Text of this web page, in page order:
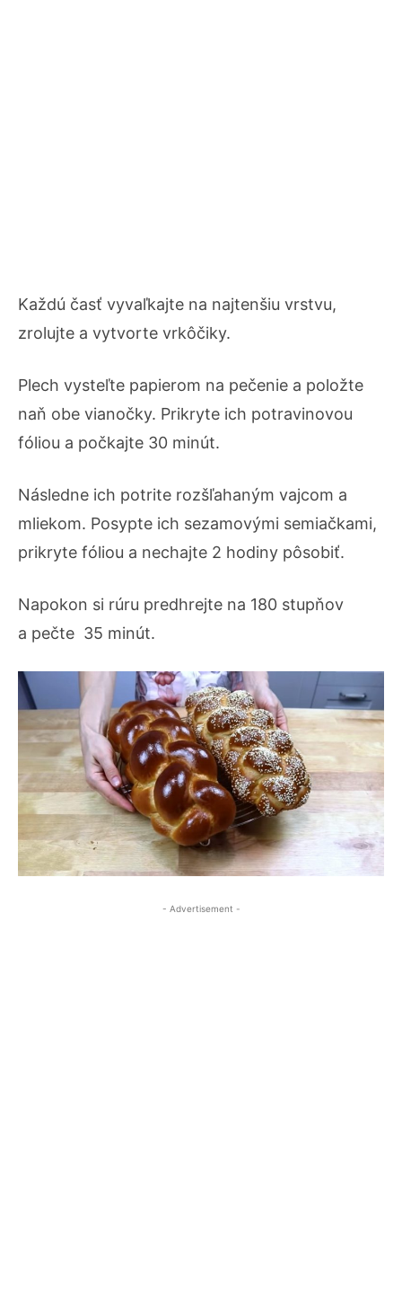
Každú časť vyvaľkajte na najtenšiu vrstvu,
zrolujte a vytvorte vrkôčiky.
Plech vysteľte papierom na pečenie a položte
naň obe vianočky. Prikryte ich potravinovou
fóliou a počkajte 30 minút.
Následne ich potrite rozšľahaným vajcom a
mliekom. Posypte ich sezamovými semiačkami,
prikryte fóliou a nechajte 2 hodiny pôsobiť.
Napokon si rúru predhrejte na 180 stupňov
a pečte 35 minút.
- Advertisement -